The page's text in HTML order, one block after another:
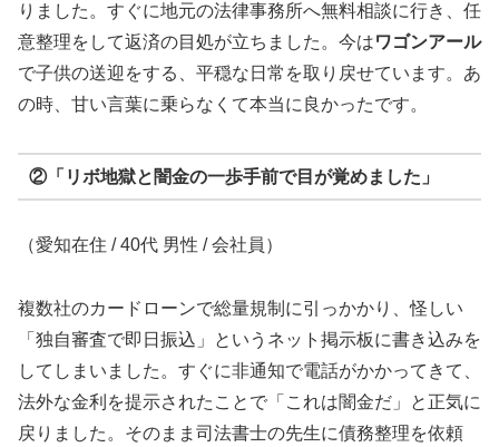
りました。すぐに地元の法律事務所へ無料相談に行き、任
意整理をして返済の目処が立ちました。今はワゴンアール
で子供の送迎をする、平穏な日常を取り戻せています。あ
の時、甘い言葉に乗らなくて本当に良かったです。
②「リボ地獄と闇金の一歩手前で目が覚めました」
（愛知在住 / 40代 男性 / 会社員）
複数社のカードローンで総量規制に引っかかり、怪しい
「独自審査で即日振込」というネット掲示板に書き込みを
してしまいました。すぐに非通知で電話がかかってきて、
法外な金利を提示されたことで「これは闇金だ」と正気に
戻りました。そのまま司法書士の先生に債務整理を依頼